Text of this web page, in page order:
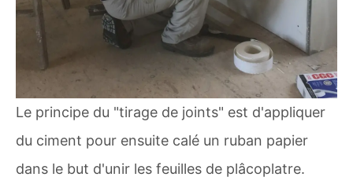
Le principe du "tirage de joints" est d'appliquer
du ciment pour ensuite calé un ruban papier
dans le but d'unir les feuilles de plâcoplatre.